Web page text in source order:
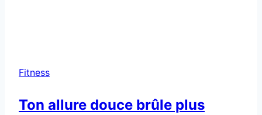
Fitness
Ton allure douce brûle plus